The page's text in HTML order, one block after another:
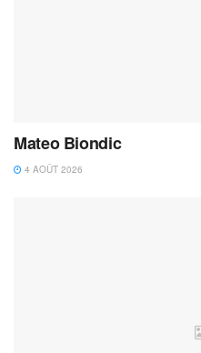
Mateo Biondic
4 AOÛT 2026